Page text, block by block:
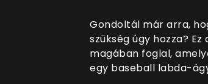
Gondoltál már arra,
szükség úgy hozza?
magában foglal,
egy baseball labda-